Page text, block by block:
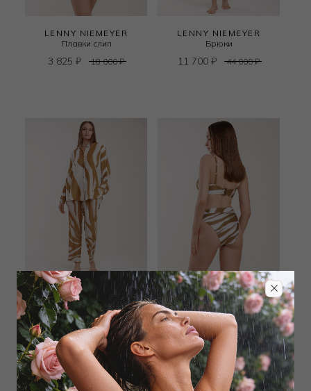
LENNY NIEMEYER
Плавки слип
3 825 ₽ 18 000₽
LENNY NIEMEYER
Брюки
11 700 ₽ 44 000₽
LENNY NIEMEYER
Рубашка
10 800₽ 39 000₽
LENNY NIEMEYER
Плавки слип
7 200₽ 26 000 ₽